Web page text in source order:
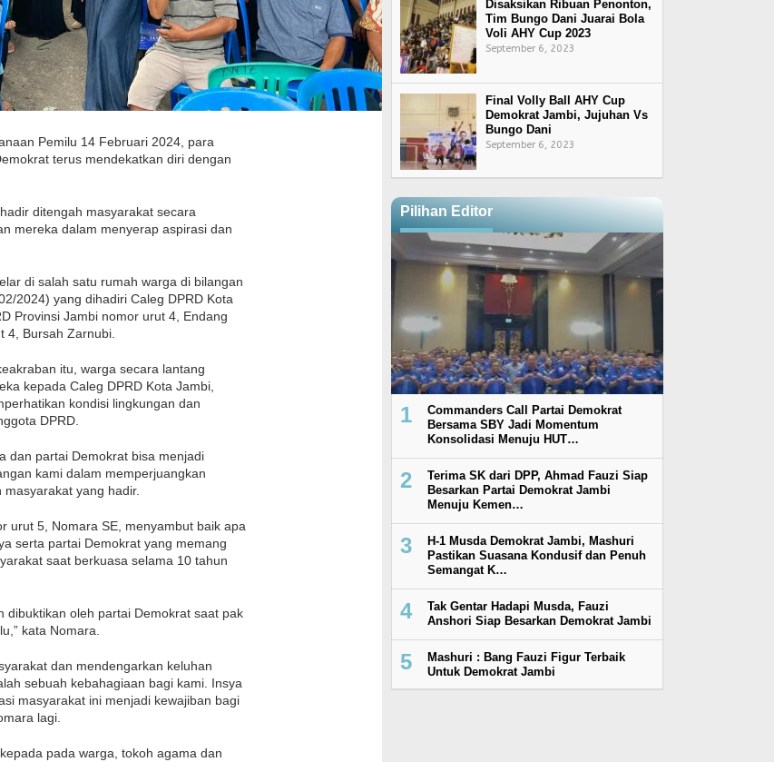
Pemilu 14 Februari 2024, para
terus mendekatkan diri dengan
ditengah masyarakat secara
mereka dalam menyerap aspirasi dan
di salah satu rumah warga di bilangan
2024) yang dihadiri Caleg DPRD Kota
Provinsi Jambi nomor urut 4, Endang
4, Bursah Zarnubi.
itu, warga secara lantang
kepada Caleg DPRD Kota Jambi,
kondisi lingkungan dan
DPRD.
dan partai Demokrat bisa menjadi
kami dalam memperjuangkan
masyarakat yang hadir.
urut 5, Nomara SE, menyambut baik apa
serta partai Demokrat yang memang
saat berkuasa selama 10 tahun
dibuktikan oleh partai Demokrat saat pak
kata Nomara.
dan mendengarkan keluhan
sebuah kebahagiaan bagi kami. Insya
masyarakat ini menjadi kewajiban bagi
lagi.
pada warga, tokoh agama dan
Disaksikan Ribuan Penonton,
Tim Bungo Dani Juarai Bola
Voli AHY Cup 2023
September 6, 2023
Final Volly Ball AHY Cup
Demokrat Jambi, Jujuhan Vs
Bungo Dani
September 6, 2023
Pilihan Editor
1
Commanders Call Partai Demokrat
Bersama SBY Jadi Momentum
Konsolidasi Menuju HUT…
2
Terima SK dari DPP, Ahmad Fauzi Siap
Besarkan Partai Demokrat Jambi
Menuju Kemen…
3
H-1 Musda Demokrat Jambi, Mashuri
Pastikan Suasana Kondusif dan Penuh
Semangat K…
4
Tak Gentar Hadapi Musda, Fauzi
Anshori Siap Besarkan Demokrat Jambi
5
Mashuri : Bang Fauzi Figur Terbaik
Untuk Demokrat Jambi